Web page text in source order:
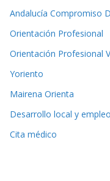
Andalucía Compromiso
Orientación Profesional
Orientación Profesional
Yoriento
Mairena Orienta
Desarrollo local y empleo
Cita médico